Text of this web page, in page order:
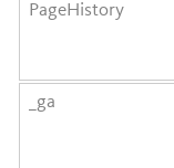
PageHistory
_ga